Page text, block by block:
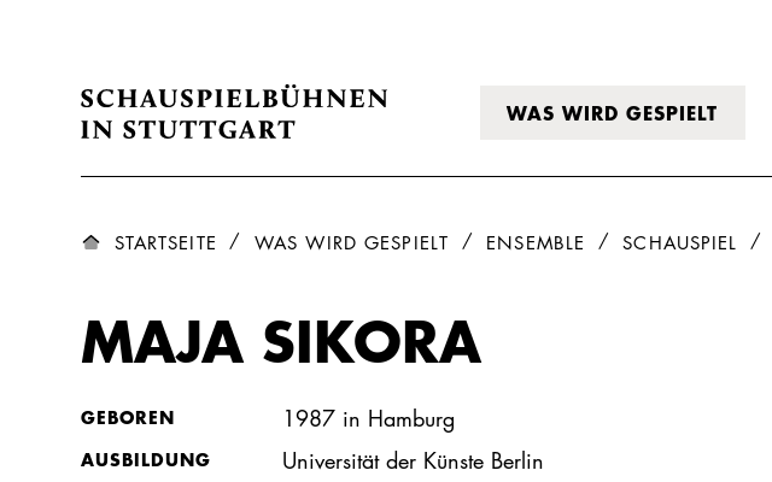
WAS WIRD GESPIELT
STARTSEITE WAS WIRD GESPIELT ENSEMBLE SCHAUSPIEL
MAJA SIKORA
GEBOREN 1987 in Hamburg
AUSBILDUNG Universität der Künste Berlin